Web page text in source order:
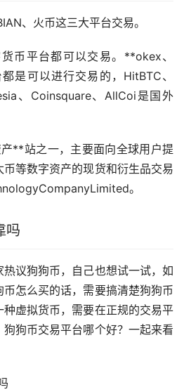
、火币这三大平台交易。
币平台都可以交易。**okex、
是可以进行交易的，HitBTC、
、Coinsquare、AllCoi是国外
**站之一，主要面向全球用户提
等数字资产的现货和衍生品交易
。
吗
议狗狗币，自己也想试一试，如
怎么买的话，需要搞清楚狗狗币
虚拟货币，需要在正规的交易平
狗币交易平台哪个好？一起来看